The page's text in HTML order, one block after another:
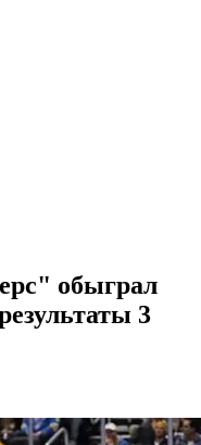
обыграл
3